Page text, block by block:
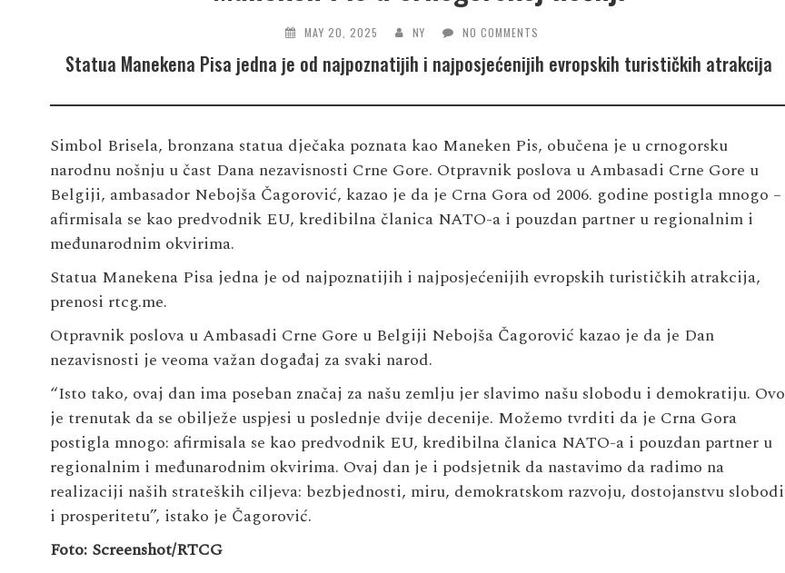
MAY 20, 2025 NY NO COMMENTS
Statua Manekena Pisa jedna je od najpoznatijih i najposjećenijih evropskih turističkih atrakcija
Simbol Brisela, bronzana statua dječaka poznata kao Maneken Pis, obučena je u crnogorsku
narodnu nošnju u čast Dana nezavisnosti Crne Gore. Otpravnik poslova u Ambasadi Crne Gore u
Belgiji, ambasador Nebojša Čagorović, kazao je da je Crna Gora od 2006. godine postigla mnogo –
afirmisala se kao predvodnik EU, kredibilna članica NATO-a i pouzdan partner u regionalnim i
međunarodnim okvirima.
Statua Manekena Pisa jedna je od najpoznatijih i najposjećenijih evropskih turističkih atrakcija,
prenosi rtcg.me.
Otpravnik poslova u Ambasadi Crne Gore u Belgiji Nebojša Čagorović kazao je da je Dan
nezavisnosti je veoma važan događaj za svaki narod.
“Isto tako, ovaj dan ima poseban značaj za našu zemlju jer slavimo našu slobodu i demokratiju. Ovo
je trenutak da se obilježe uspjesi u poslednje dvije decenije. Možemo tvrditi da je Crna Gora
postigla mnogo: afirmisala se kao predvodnik EU, kredibilna članica NATO-a i pouzdan partner u
regionalnim i međunarodnim okvirima. Ovaj dan je i podsjetnik da nastavimo da radimo na
realizaciji naših strateških ciljeva: bezbjednosti, miru, demokratskom razvoju, dostojanstvu slobodi
i prosperitetu”, istako je Čagorović.
Foto: Screenshot/RTCG